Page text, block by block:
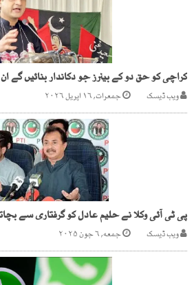
ویب ڈیسک جمعرات, ۱۶ اپریل ۲۰۲۶
ویب ڈیسک جمعه, ۶ جون ۲۰۲۵